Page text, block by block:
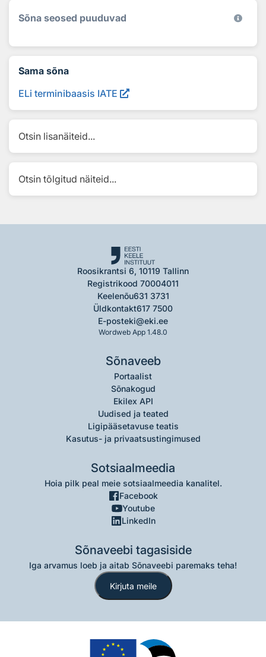
Sõna seosed puuduvad
Sama sõna
ELi terminibaasis IATE
Otsin lisanäiteid...
Otsin tõlgitud näiteid...
Roosikrantsi 6, 10119 Tallinn
Registrikood 70004011
Keelenõu631 3731
Üldkontakt617 7500
E-posteki@eki.ee
Wordweb App 1.48.0
Sõnaveeb
Portaalist
Sõnakogud
Ekilex API
Uudised ja teated
Ligipääsetavuse teatis
Kasutus- ja privaatsustingimused
Sotsiaalmeedia
Hoia pilk peal meie sotsiaalmeedia kanalitel.
Facebook
Youtube
LinkedIn
Sõnaveebi tagasiside
Iga arvamus loeb ja aitab Sõnaveebi paremaks teha!
Kirjuta meile